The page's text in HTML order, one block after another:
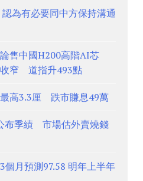
為有必要同中方保持溝通
售中國H200高階AI芯
窄 道指升493點
高3.3厘 跌市賺息49萬
布季績 市場估外賣燒錢
個月預測97.58 明年上半年